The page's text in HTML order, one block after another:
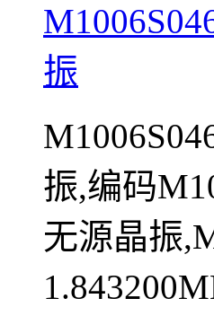
振
振,编码
无源晶振